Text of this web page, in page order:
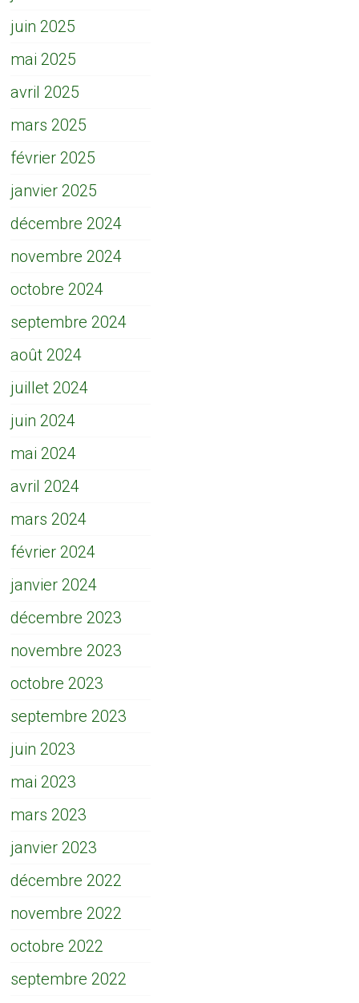
juin 2025
mai 2025
avril 2025
mars 2025
février 2025
janvier 2025
décembre 2024
novembre 2024
octobre 2024
septembre 2024
août 2024
juillet 2024
juin 2024
mai 2024
avril 2024
mars 2024
février 2024
janvier 2024
décembre 2023
novembre 2023
octobre 2023
septembre 2023
juin 2023
mai 2023
mars 2023
janvier 2023
décembre 2022
novembre 2022
octobre 2022
septembre 2022